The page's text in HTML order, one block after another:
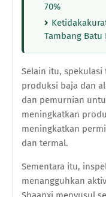
70%
Tambang Batu
Selain itu,
produksi baja dan
dan pemurnian
meningkatkan
meningkatkan
dan termal.
Sementara itu,
menangguhkan